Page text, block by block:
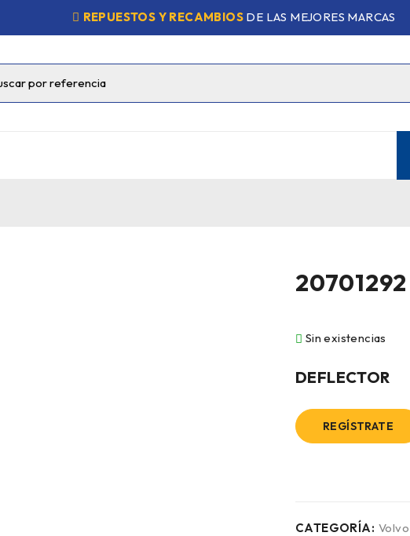
REPUESTOS Y RECAMBIOS DE LAS MEJORES MARCAS
20701292
Sin existencias
DEFLECTOR
REGÍSTRATE
CATEGORÍA: Volvo